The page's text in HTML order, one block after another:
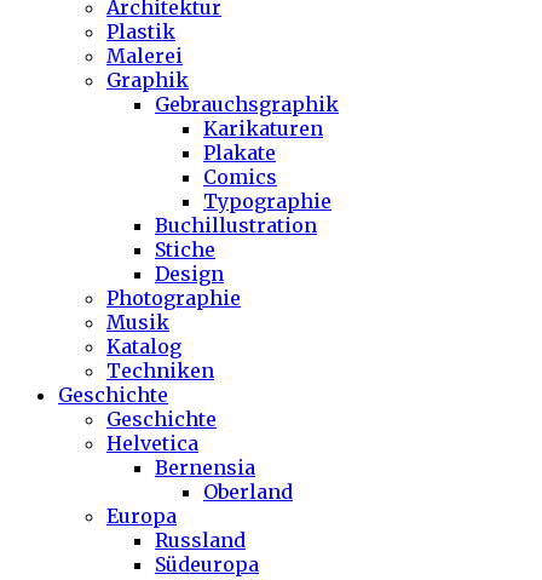
Architektur
Plastik
Malerei
Graphik
Gebrauchsgraphik
Karikaturen
Plakate
Comics
Typographie
Buchillustration
Stiche
Design
Photographie
Musik
Katalog
Techniken
Geschichte
Geschichte
Helvetica
Bernensia
Oberland
Europa
Russland
Südeuropa